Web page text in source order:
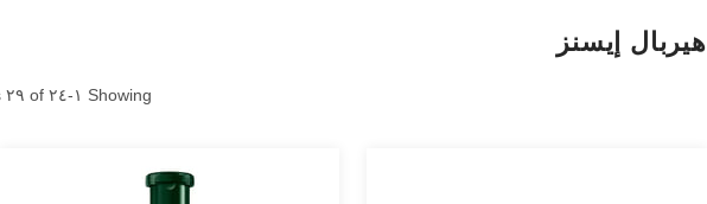
هيربال إيسنز
Showing ١-٢٤ ٢٩